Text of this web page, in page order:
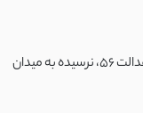
گرگان، بلوار ناهارخوران، بالاتر از عدالت ۵۶، نرسیده به میدان